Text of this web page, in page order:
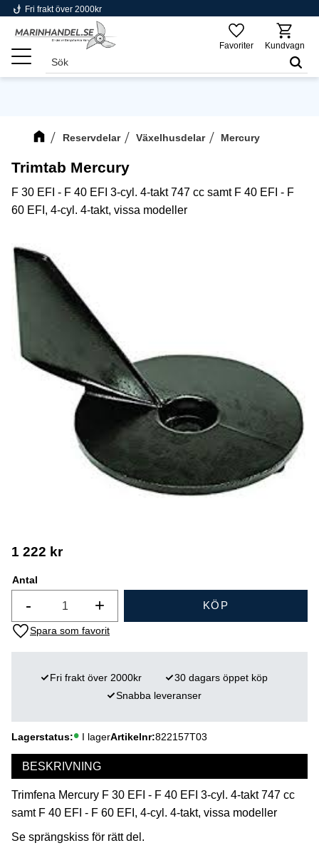
Meny
phishing Fri frakt över 2000kr
Favoriter Kundvagn
Reservdelar Växelhusdelar Mercury
Trimtab Mercury
F 30 EFI - F 40 EFI 3-cyl. 4-takt 747 cc samt F 40 EFI - F
60 EFI, 4-cyl. 4-takt, vissa modeller
1 222 kr
Antal
+
- KÖP
Lägg till i favoriter
Lagerstatus I lagerArtikelnr 822157T03
Fri frakt över 2000kr
30 dagars öppet köp
Snabba leveranser
BESKRIVNING
Trimfena Mercury F 30 EFI - F 40 EFI 3-cyl. 4-takt 747 cc
samt F 40 EFI - F 60 EFI, 4-cyl. 4-takt, vissa modeller
Se sprängskiss för rätt del.